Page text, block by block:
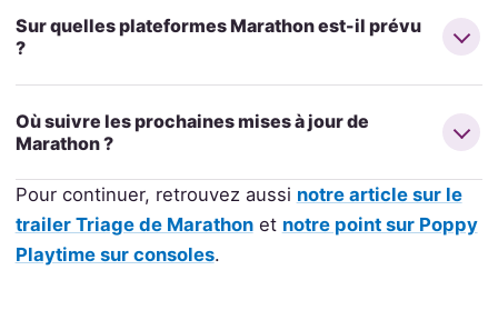
Sur quelles plateformes Marathon est-il prévu
?
Où suivre les prochaines mises à jour de
Marathon ?
Pour continuer, retrouvez aussi notre article sur le
trailer Triage de Marathonet notre point sur Poppy
Playtime sur consoles.